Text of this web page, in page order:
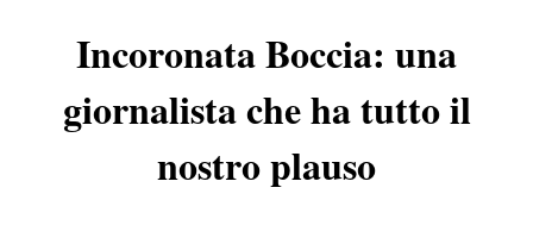
Incoronata Boccia: una
giornalista che ha tutto il
nostro plauso